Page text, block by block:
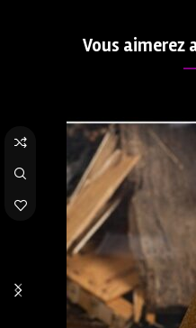
Vous aimerez